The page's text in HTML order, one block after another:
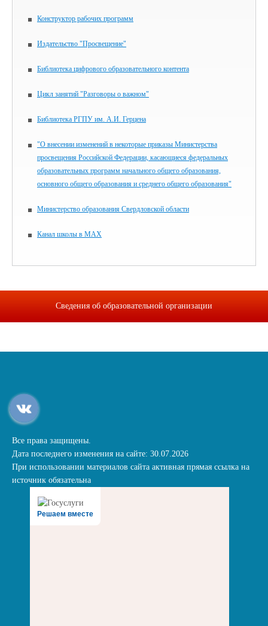
Конструктор рабочих программ
Издательство "Просвещение"
Библиотека цифрового образовательного контента
Цикл занятий "Разговоры о важном"
Библиотека РГПУ им. А.И. Герцена
"О внесении изменений в некоторые приказы Министерства
просвещения Российской Федерации, касающиеся федеральных
образовательных программ начального общего образования,
основного общего образования и среднего общего образования"
Министерство образования Свердловской области
Канал школы в MAX
Сведения об образовательной организации
Все права защищены.
Дата последнего изменения на сайте: 30.07.2026
При использовании материалов сайта активная прямая ссылка на
источник обязательна
Решаем вместе